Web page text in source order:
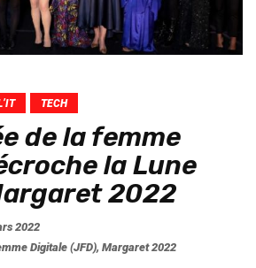
TECH
de la femme
la Lune
2022
2022
Digitale (JFD), Margaret 2022